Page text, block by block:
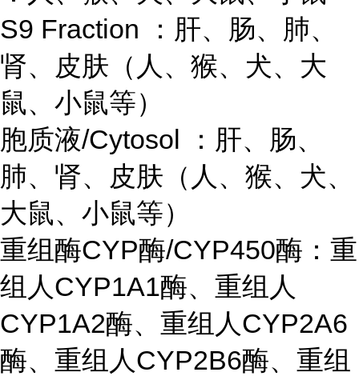
S9 Fraction ：肝、肠、肺、
肾、皮肤（人、猴、犬、大
鼠、小鼠等）
胞质液/Cytosol ：肝、肠、
肺、肾、皮肤（人、猴、犬、
大鼠、小鼠等）
重组酶CYP酶/CYP450酶：重
组人CYP1A1酶、重组人
CYP1A2酶、重组人CYP2A6
酶、重组人CYP2B6酶、重组